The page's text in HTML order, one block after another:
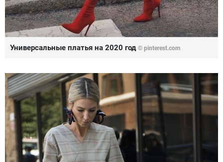
Универсальные платья на 2020 год © pinterest.com